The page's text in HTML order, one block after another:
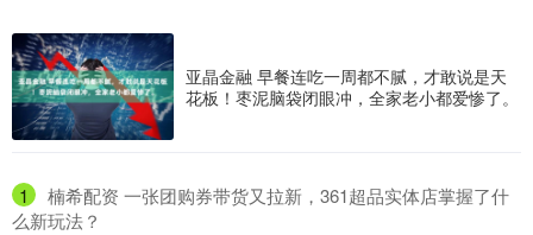
亚晶金融 早餐连吃一周都不腻，才敢说是天
花板！枣泥脑袋闭眼冲，全家老小都爱惨了。
1
​楠希配资 一张团购券带货又拉新，361超品实体店掌握了什
么新玩法？